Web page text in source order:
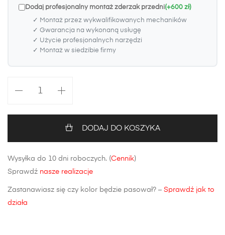
Dodaj profesjonalny montaż zderzak przedni(+600 zł)
✓ Montaż przez wykwalifikowanych mechaników
✓ Gwarancja na wykonaną usługę
✓ Użycie profesjonalnych narzędzi
✓ Montaż w siedzibie firmy
FL
DODAJ DO KOSZYKA
Wysyłka do 10 dni roboczych. (Cennik)
Sprawdź nasze realizacje
Zastanawiasz się czy kolor będzie pasował? – Sprawdź jak to
działa